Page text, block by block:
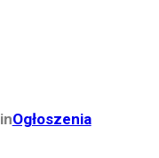
inOgłoszenia